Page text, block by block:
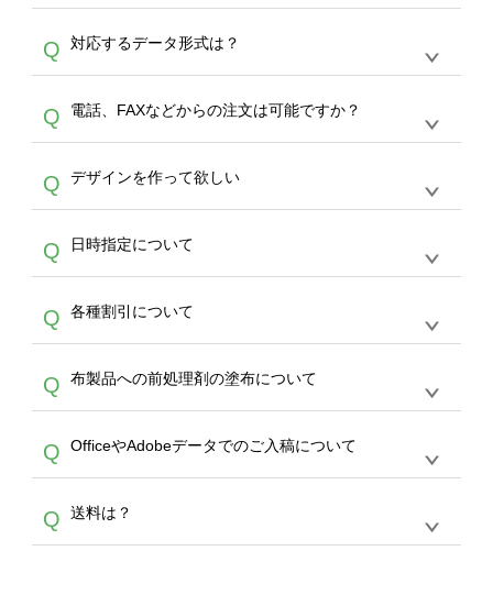
A
生産にて承っております。デザインツールから
デザインの作成から決済まで完了できます。
30枚以上やシルク印刷など、大口注文の場合
は、サポートが担当するエコバッグコンシェル
やタンブラーコンシェルをご利用ください。製
作する数量が多ければ多いほど、オンデマンド
サービスよりも低価格で製作することが可能で
す。
Q 対応するデータ形式は？
A
ドできるデータ形式は、JPG / PNG / AI / PSD /
PDF 形式になります。データの最大サイズ
写真などもアップロード可能です。使用できな
い画像はエラーになります。（※ Illustratorか
らの直接入稿には対応していません。AIで保存
し、デザインツールからアップロードして下さ
い）
Q 電話、FAXなどからの注文は可能ですか？
A
文のみ受け付けております。30個以上のご製
作をお考えの方は、サポートが担当するエコバ
スをご利用頂ければ、電話やFAX、メールなど
でご注文が可能です。
Q デザインを作って欲しい
A
を作って欲しい。などの場合は、製作数量が
30個以上であれば、サポート担当が、デザイ
バッグコンシェル
サー
ビスをご利用ください。(※ 30個以下の場合
は、デザインツールをご利用ください)
Q 日時指定について
A
ん。発送後18時以降に配送業者・伝票番号を
メールでお知らせいたしますので、直接配送業
者にご連絡いただき調整をお願い致します。
Q 各種割引について
A
カート内で自動的に割引(最大50%)が適用され
ます。 【付与ポイント】購入金額の1％が1ポ
イントとして付与され、次回ご注文時に1ポイ
ント＝1円としてお使いいただけます。ポイン
トは発送完了の翌日に付与され、次回ご注文時
からご利用頂けます。ポイントの有効期限は一
年間です。【会員ランク】過去10カ月のご注
文回数により会員ランク割引(最大5%)が適用
Q 布製品への前処理剤の塗布について
A
意点（前処理剤）】カラー生地（Tシャツのホ
ワイト、トートバッグのナチュラル、ホワイト
といって、プリントを定着させるための処理剤
を塗布しており、短納期・低価格で商品をお届
Q OfficeやAdobeデータでのご入稿について
A
ません。いずれのデータも該当デザインのみ画
像(JPEG,PNG,GIF,PDF)に変換、またはAdobe
Q 送料は？